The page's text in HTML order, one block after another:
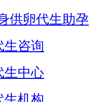
供卵代生助孕
生咨询
生中心
生机构